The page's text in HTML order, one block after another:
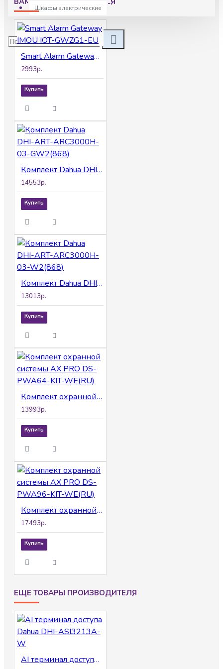
Шкафы электрические
Smart Alarm Gateway IMOU IOT-GWZG1-EU
2993р.
Купить
Комплект Dahua DHI-ART-ARC3000H-03-GW2(868)
14553р.
Купить
Комплект Dahua DHI-ART-ARC3000H-03-W2(868)
13013р.
Купить
Комплект охранной системы AX PRO DS-PWA64-KIT-WE(RU)
13993р.
Купить
Комплект охранной системы AX PRO DS-PWA96-KIT-WE(RU)
17493р.
Купить
ЕЩЕ ТОВАРЫ ПРОИЗВОДИТЕЛЯ
AI терминал доступа Dahua DHI-ASI3213A-W